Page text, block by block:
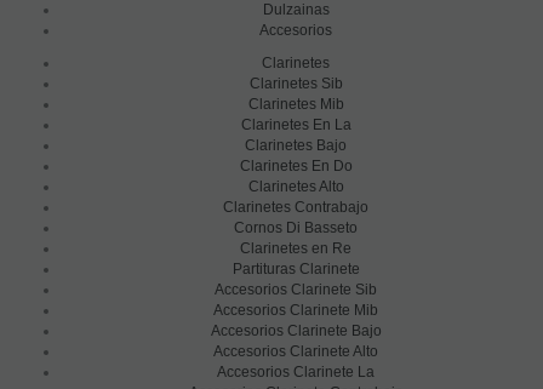
Dulzainas
Accesorios
Clarinetes
Clarinetes Sib
Clarinetes Mib
Clarinetes En La
Clarinetes Bajo
Clarinetes En Do
Clarinetes Alto
Clarinetes Contrabajo
Cornos Di Basseto
Clarinetes en Re
Partituras Clarinete
Accesorios Clarinete Sib
Accesorios Clarinete Mib
Accesorios Clarinete Bajo
Accesorios Clarinete Alto
Accesorios Clarinete La